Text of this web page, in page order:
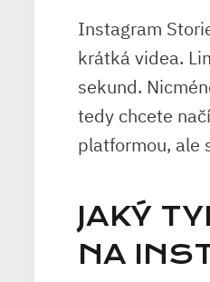
Instagram
krátká videa.
sekund.
tedy chcete
platformou, ale
JAKÝ
NA